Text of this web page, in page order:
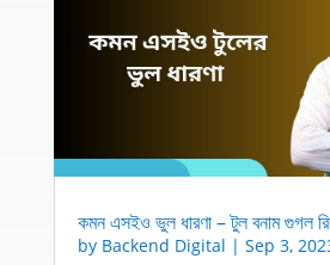
কমন এসইও ভুল ধারণা – টুল বনাম গুগল
by Backend Digital | Sep 3,